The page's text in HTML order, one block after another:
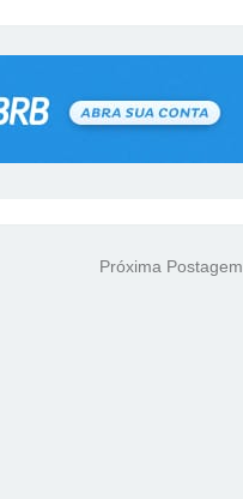
Próxima Postagem